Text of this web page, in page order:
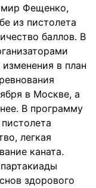
Фещенко,
из пистолета
баллов. В
в план
в Москве, а
В программу
легкая
каната.
здорового